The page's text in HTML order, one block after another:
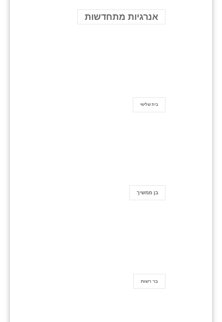
אנרגיות מתחדשות
בית שלישי
בן ממשיך
בר רשות